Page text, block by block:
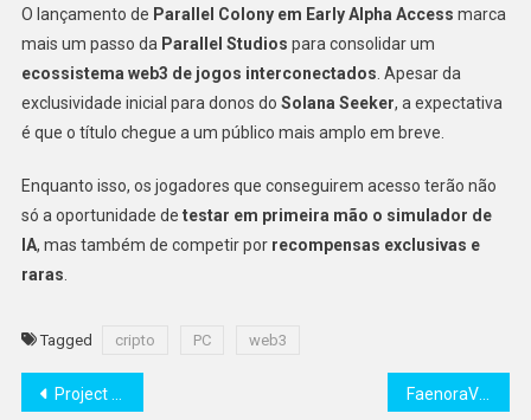
O lançamento de Parallel Colony em Early Alpha Access marca
mais um passo da Parallel Studios para consolidar um
ecossistema web3 de jogos interconectados . Apesar da
exclusividade inicial para donos do Solana Seeker, a expectativa
é que o título chegue a um público mais amplo em breve.
Enquanto isso, os jogadores que conseguirem acesso terão não
só a oportunidade de testar em primeira mão o simulador de
IA, mas também de competir por recompensas exclusivas e
raras
Tagged cripto PC web3
Navegação
Project O Alpha Tournament 3 começa neste sábado com formato de eliminação dupla